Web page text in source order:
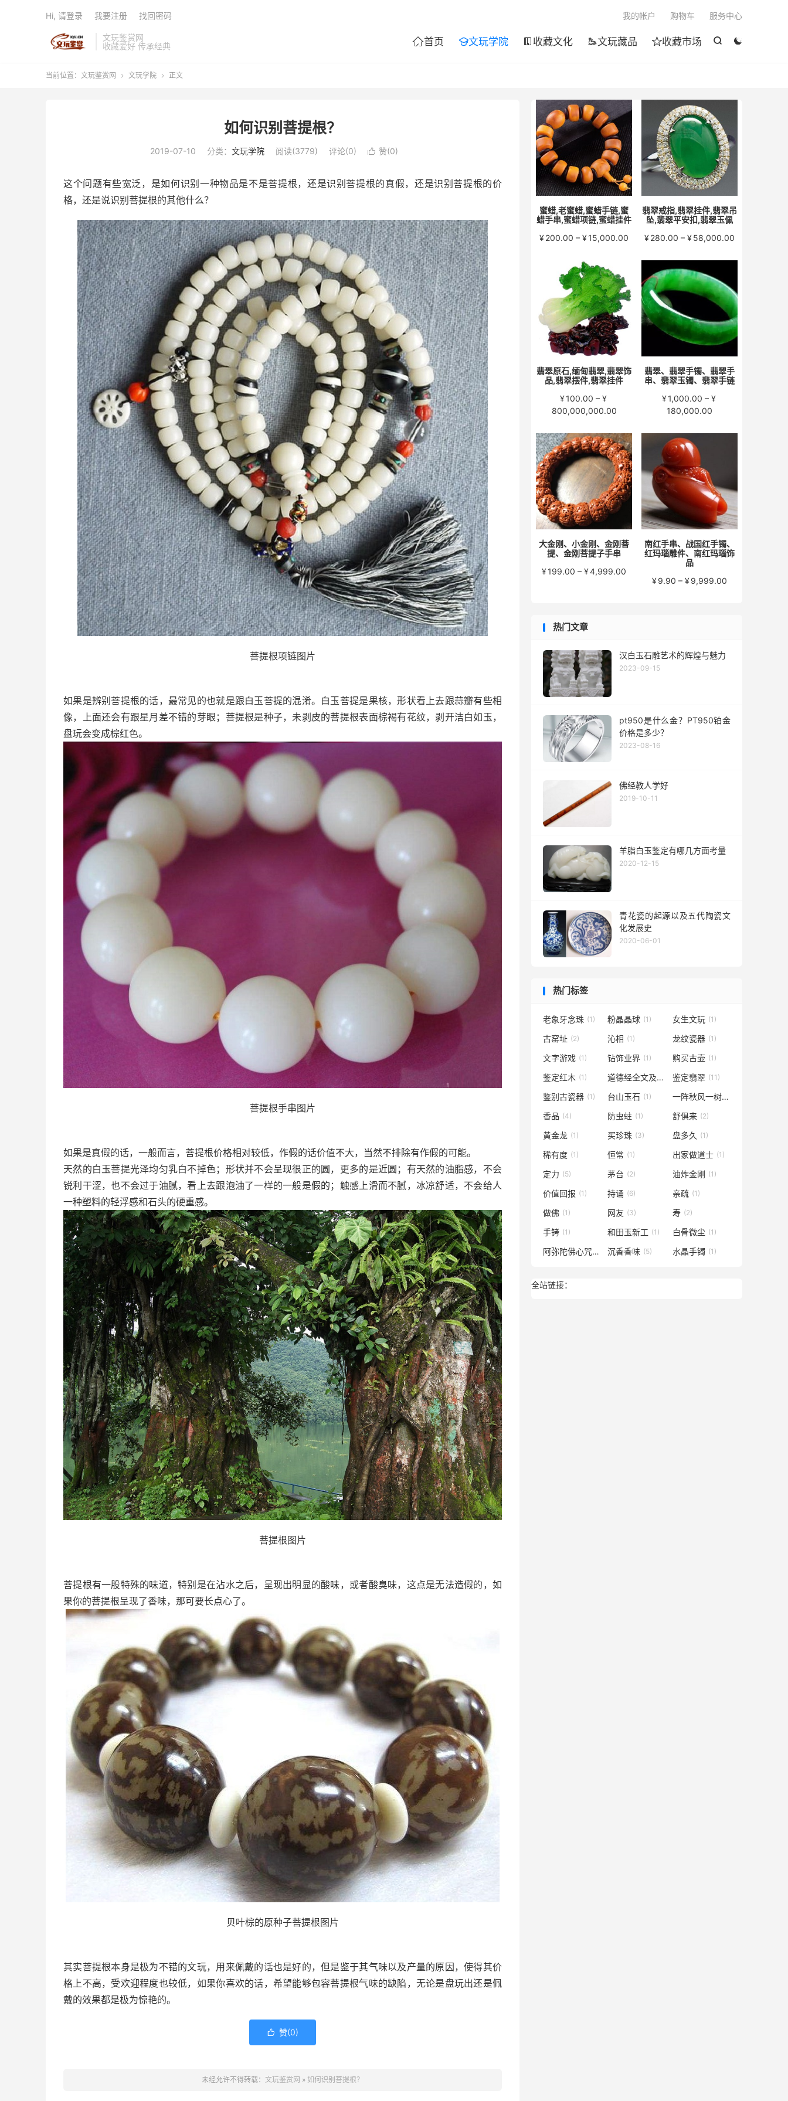
文玩鉴赏网
收藏爱好 传承经典


首页 文玩学院  收藏文化 文玩藏品 收藏市场
我的帐户 购物车 服务中心
Hi, 请登录 我要注册 找回密码
当前位置： 文玩鉴赏网  文玩学院  正文
如何识别菩提根？
2019-07-10 分类： 文玩学院 阅读(3779) 评论(0)  赞(0)
这个问题有些宽泛，是如何识别一种物品是不是菩提根，还是识别菩提根的真假，还是识别菩提根的价
格，还是说识别菩提根的其他什么？
菩提根项链图片
如果是辨别菩提根的话，最常见的也就是跟白玉菩提的混淆。白玉菩提是果核，形状看上去跟蒜瓣有些相
像，上面还会有跟星月差不错的芽眼；菩提根是种子，未剥皮的菩提根表面棕褐有花纹，剥开洁白如玉，
盘玩会变成棕红色。
菩提根手串图片
如果是真假的话，一般而言，菩提根价格相对较低，作假的话价值不大，当然不排除有作假的可能。
天然的白玉菩提光泽均匀乳白不掉色；形状并不会呈现很正的圆，更多的是近圆；有天然的油脂感，不会
锐利干涩，也不会过于油腻，看上去跟泡油了一样的一般是假的；触感上滑而不腻，冰凉舒适，不会给人
一种塑料的轻浮感和石头的硬重感。
菩提根图片
菩提根有一股特殊的味道，特别是在沾水之后，呈现出明显的酸味，或者酸臭味，这点是无法造假的，如
果你的菩提根呈现了香味，那可要长点心了。
贝叶棕的原种子菩提根图片
其实菩提根本身是极为不错的文玩，用来佩戴的话也是好的，但是鉴于其气味以及产量的原因，使得其价
格上不高，受欢迎程度也较低，如果你喜欢的话，希望能够包容菩提根气味的缺陷，无论是盘玩出还是佩
戴的效果都是极为惊艳的。
 赞(0)
未经允许不得转载： 文玩鉴赏网 » 如何识别菩提根？
蜜蜡,老蜜蜡,蜜蜡手链,蜜
蜡手串,蜜蜡项链,蜜蜡挂件
¥200.00 – ¥15,000.00
¥200.00
至
¥15,000.00
翡翠戒指,翡翠挂件,翡翠吊
坠,翡翠平安扣,翡翠玉佩
¥280.00 – ¥58,000.00
范
至
¥58,000.00
翡翠原石,缅甸翡翠,翡翠饰
品,翡翠摆件,翡翠挂件
¥100.00 – ¥
800,000,000.00价
范
围：
¥100.00
至
¥800,000,000.00
翡翠、翡翠手镯、翡翠手
串、翡翠玉镯、翡翠手链
¥1,000.00 – ¥
180,000.00
范
¥180,000.00
大金刚、小金刚、金刚菩
提、金刚菩提子手串
¥199.00 – ¥4,999.00
南红手串、战国红手镯、
红玛瑙雕件、南红玛瑙饰
品
¥9.90 – ¥9,999.00
热门文章
汉白玉石雕艺术的辉煌与魅力
2023-09-15
pt950是什么金？PT950铂金
价格是多少？
2023-08-16
佛经教人学好
2019-10-11
羊脂白玉鉴定有哪几方面考量
2020-12-15
青花瓷的起源以及五代陶瓷文
化发展史
2020-06-01
热门标签
老象牙念珠 (1) 粉晶晶球 (1) 女生文玩 (1)
古窑址 (2) 沁相 (1) 龙纹瓷器 (1)
文字游戏 (1) 钻饰业界 (1) 购买古壶 (1)
鉴定红木 (1) 道德经全文及译文 (1)
鉴定翡翠 (11)
鉴别古瓷器 (1) 台山玉石 (1) 一阵秋风一树黄
香品 (4) 防虫蛀 (1) 舒俱来 (2)
黄金龙 (1) 买珍珠 (3) 盘多久 (1)
稀有度 (1) 恒常 (1) 出家做道士 (1)
定力 (5) 茅台 (2) 油炸金刚 (1)
价值回报 (1) 持诵 (6) 亲疏 (1)
做佛 (1) 网友 (3) 寿 (2)
手铐 (1) 和田玉新工 (1) 白骨微尘 (1)
阿弥陀佛心咒原文 (1)
沉香香味 (5) 水晶手镯 (1)
全站链接：